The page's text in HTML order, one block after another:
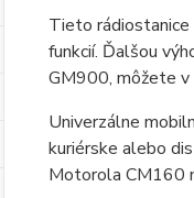
Tieto rádiostanice
funkcií. Ďalšou
GM900, môžete v
Univerzálne
kuriérske alebo
Motorola CM160